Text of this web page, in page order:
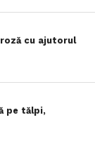
cu ajutorul
pe tălpi,